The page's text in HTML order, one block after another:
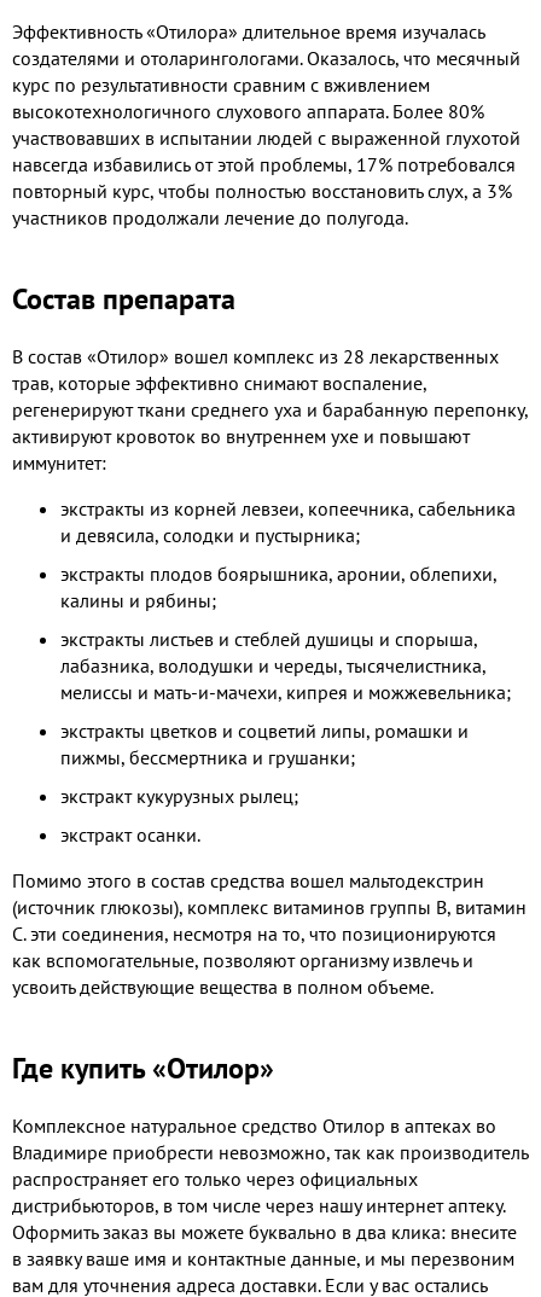
Эффективность «Отилора» длительное время изучалась
создателями и отоларингологами. Оказалось, что месячный
курс по результативности сравним с вживлением
высокотехнологичного слухового аппарата. Более 80%
участвовавших в испытании людей с выраженной глухотой
навсегда избавились от этой проблемы, 17% потребовался
повторный курс, чтобы полностью восстановить слух, а 3%
участников продолжали лечение до полугода.
Состав препарата
В состав «Отилор» вошел комплекс из 28 лекарственных
трав, которые эффективно снимают воспаление,
регенерируют ткани среднего уха и барабанную перепонку,
активируют кровоток во внутреннем ухе и повышают
иммунитет:
экстракты из корней левзеи, копеечника, сабельника
и девясила, солодки и пустырника;
экстракты плодов боярышника, аронии, облепихи,
калины и рябины;
экстракты листьев и стеблей душицы и спорыша,
лабазника, володушки и череды, тысячелистника,
мелиссы и мать-и-мачехи, кипрея и можжевельника;
экстракты цветков и соцветий липы, ромашки и
пижмы, бессмертника и грушанки;
экстракт кукурузных рылец;
экстракт осанки.
Помимо этого в состав средства вошел мальтодекстрин
(источник глюкозы), комплекс витаминов группы В, витамин
С. эти соединения, несмотря на то, что позиционируются
как вспомогательные, позволяют организму извлечь и
усвоить действующие вещества в полном объеме.
Где купить «Отилор»
Комплексное натуральное средство Отилор в аптеках во
Владимире приобрести невозможно, так как производитель
распространяет его только через официальных
дистрибьюторов, в том числе через нашу интернет аптеку.
Оформить заказ вы можете буквально в два клика: внесите
в заявку ваше имя и контактные данные, и мы перезвоним
вам для уточнения адреса доставки. Если у вас остались